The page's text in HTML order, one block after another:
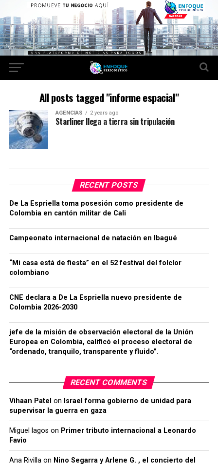
All posts tagged "informe espacial"
AGENCIAS 2 years ago
Starliner llega a tierra sin tripulación
RECENT POSTS
De La Espriella toma posesión como presidente de
Colombia en cantón militar de Cali
Campeonato internacional de natación en Ibagué
“Mi casa está de fiesta” en el 52 festival del folclor
colombiano
CNE declara a De La Espriella nuevo presidente de
Colombia 2026-2030
jefe de la misión de observación electoral de la Unión
Europea en Colombia, calificó el proceso electoral de
“ordenado, tranquilo, transparente y fluido”.
RECENT COMMENTS
Vihaan Patel on Israel forma gobierno de unidad para
supervisar la guerra en gaza
Miguel lagos on Primer tributo internacional a Leonardo
Favio
Ana Rivillaon Nino Segarra y Arlene G. , el concierto del